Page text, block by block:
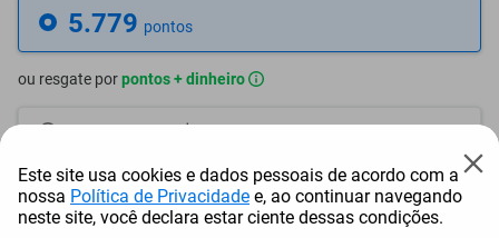
5.779 pontos
ou resgate porpontos + dinheiro
5.202 + R$ 26,54
4.913 pontos + R$ 39,84
4.624 pontos + R$ 53,13
Este site usa cookies e dados pessoais de acordo com a
nossa Política de Privacidade e, ao continuar navegando
neste site, você declara estar ciente dessas condições.